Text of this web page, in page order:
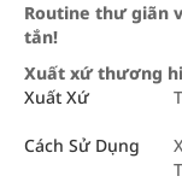
Routine thư giãn
tắn!
Xuất xứ thương
Xuất Xứ
Cách Sử Dụng